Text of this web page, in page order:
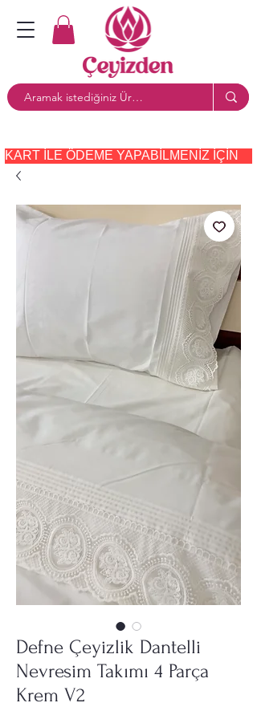
KART ILE ÖDEME YAPABILMENIZ IÇIN
Defne Çeyizlik Dantelli
Nevresim Takımı 4 Parça
Krem V2